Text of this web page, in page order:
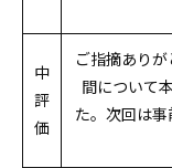
中
評
価
ご指摘あり
間について
た。次回は